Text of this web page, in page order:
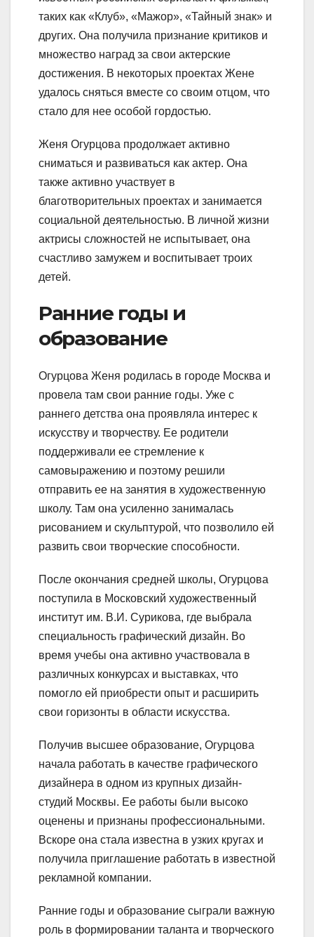
таких как «Клуб», «Мажор», «Тайный знак» и
других. Она получила признание критиков и
множество наград за свои актерские
достижения. В некоторых проектах Жене
удалось сняться вместе со своим отцом, что
стало для нее особой гордостью.
Женя Огурцова продолжает активно
сниматься и развиваться как актер. Она
также активно участвует в
благотворительных проектах и занимается
социальной деятельностью. В личной жизни
актрисы сложностей не испытывает, она
счастливо замужем и воспитывает троих
детей.
Ранние годы и
образование
Огурцова Женя родилась в городе Москва и
провела там свои ранние годы. Уже с
раннего детства она проявляла интерес к
искусству и творчеству. Ее родители
поддерживали ее стремление к
самовыражению и поэтому решили
отправить ее на занятия в художественную
школу. Там она усиленно занималась
рисованием и скульптурой, что позволило ей
развить свои творческие способности.
После окончания средней школы, Огурцова
поступила в Московский художественный
институт им. В.И. Сурикова, где выбрала
специальность графический дизайн. Во
время учебы она активно участвовала в
различных конкурсах и выставках, что
помогло ей приобрести опыт и расширить
свои горизонты в области искусства.
Получив высшее образование, Огурцова
начала работать в качестве графического
дизайнера в одном из крупных дизайн-
студий Москвы. Ее работы были высоко
оценены и признаны профессиональными.
Вскоре она стала известна в узких кругах и
получила приглашение работать в известной
рекламной компании.
Ранние годы и образование сыграли важную
роль в формировании таланта и творческого